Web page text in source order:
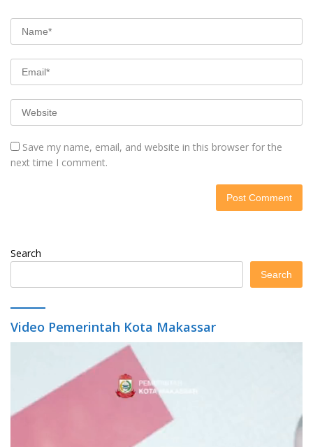
Save my name, email, and website in this browser for the
next time I comment.
Search
Search
Video Pemerintah Kota Makassar